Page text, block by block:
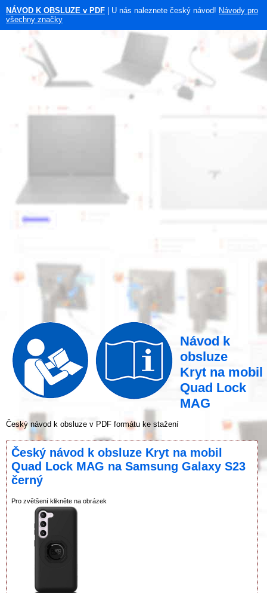
NÁVOD K OBSLUZE v PDF | U nás naleznete český návod! Návody pro
všechny značky
Návod k
obsluze
Kryt na mobil
Quad Lock
MAG
Český návod k obsluze v PDF formátu ke stažení
Český návod k obsluze Kryt na mobil
Quad Lock MAG na Samsung Galaxy S23
černý
Pro zvětšení klikněte na obrázek